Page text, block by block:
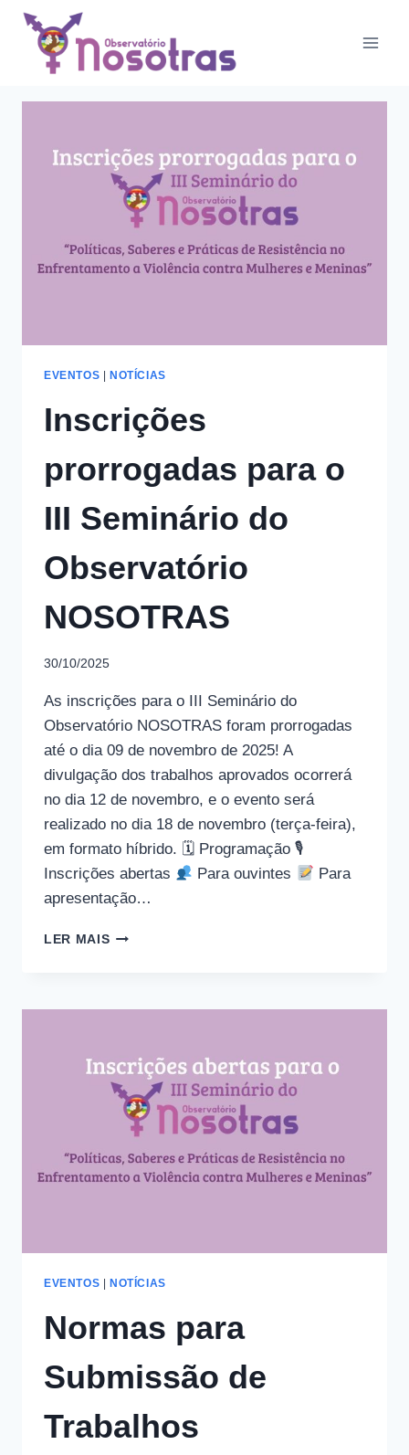
Pular
Eventos
EVENTOS | NOTÍCIAS
Inscrições
prorrogadas para o
III Seminário do
Observatório
NOSOTRAS
30/10/2025
As inscrições para o III Seminário do
Observatório NOSOTRAS foram prorrogadas
até o dia 09 de novembro de 2025! A
divulgação dos trabalhos aprovados ocorrerá
no dia 12 de novembro, e o evento será
realizado no dia 18 de novembro (terça-feira),
em formato híbrido. 🗓 Programação 🎙
Inscrições abertas
Para ouvintes
Para
apresentação…
LER MAISINSCRIÇÕES
III
OBSERVATÓRIO
NOSOTRAS
EVENTOS | NOTÍCIAS
Normas para
Submissão de
Trabalhos